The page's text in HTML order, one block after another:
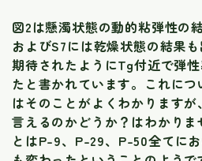
図2は懸濁状態の動的粘弾性の
およびS7には乾燥状態の結果
期待されたようにTg付近で弾
たと書かれています。これに
はそのことがよくわかります
言えるのかどうか？はわかりま
とはP-9、P-29、P-50全てに